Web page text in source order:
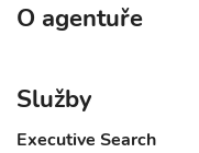
O agentuře
Služby
Executive Search